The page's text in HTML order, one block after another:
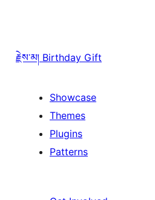
རྗེས་མ། Birthday Gift
Showcase
Themes
Plugins
Patterns